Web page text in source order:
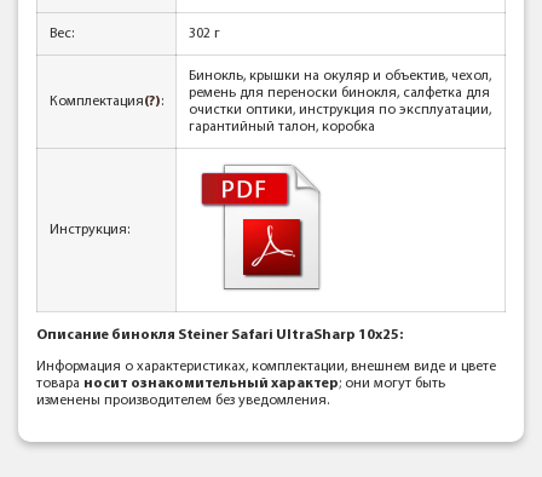
Вес: 302 г
Комплектация(?):
Бинокль, крышки на окуляр и объектив, чехол,
ремень для переноски бинокля, салфетка для
очистки оптики, инструкция по эксплуатации,
гарантийный талон, коробка
Инструкция:
Описание бинокля Steiner Safari UltraSharp 10x25:
Информация о характеристиках, комплектации, внешнем виде и цвете
товара носит ознакомительный характер; они могут быть
изменены производителем без уведомления.